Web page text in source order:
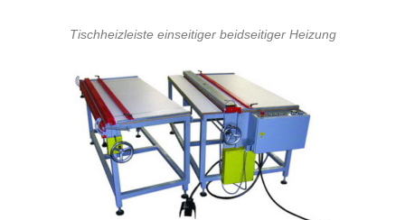
Tischheizleiste einseitiger beidseitiger Heizung